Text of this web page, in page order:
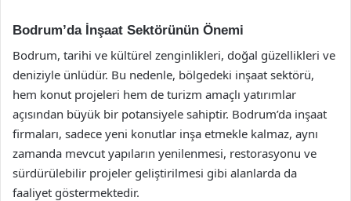
Bodrum’da İnşaat Sektörünün Önemi
Bodrum, tarihi ve kültürel zenginlikleri, doğal güzellikleri ve
deniziyle ünlüdür. Bu nedenle, bölgedeki inşaat sektörü,
hem konut projeleri hem de turizm amaçlı yatırımlar
açısından büyük bir potansiyele sahiptir. Bodrum’da inşaat
firmaları, sadece yeni konutlar inşa etmekle kalmaz, aynı
zamanda mevcut yapıların yenilenmesi, restorasyonu ve
sürdürülebilir projeler geliştirilmesi gibi alanlarda da
faaliyet göstermektedir.